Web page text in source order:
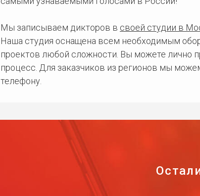
Мы записываем дикторов в своей студии в
Наша студия оснащена всем необходимым
проектов любой сложности. Вы можете лично
процесс. Для заказчиков из регионов мы
телефону.